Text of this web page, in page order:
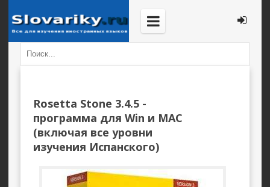
Rosetta Stone 3.4.5 -
программа для Win и MAC
(включая все уровни
изучения Испанского)